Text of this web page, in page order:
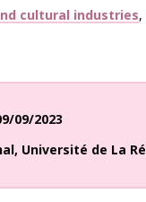
cultural industries
09/2023
, Université de La